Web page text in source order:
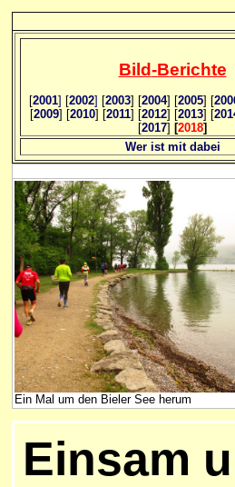
Bild-Berichte
[2001] [2002] [2003] [2004] [2005] [
[2009] [2010] [2011] [2012] [2013] [
[2017] [2018]
Wer ist mit dabei
Ein Mal um den Bieler See herum
Einsam